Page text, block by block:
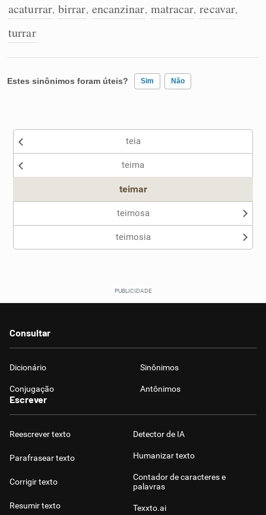
Sinônimos
acaturrar, birrar, encanzinar, matracar, recavar,
turrar
Estes sinônimos foram úteis? Sim Não
Nenhum dos sinônimos apresentados me ajudou
teia
teima
teimar
teimosa
teimosia
Consultar
Dicionário Sinônimos
Conjugação Antônimos
Escrever
Reescrever texto
Parafrasear texto
Corrigir texto
Resumir texto
Detector de IA
Humanizar texto
Contador de caracteres e
palavras
Texxto.ai